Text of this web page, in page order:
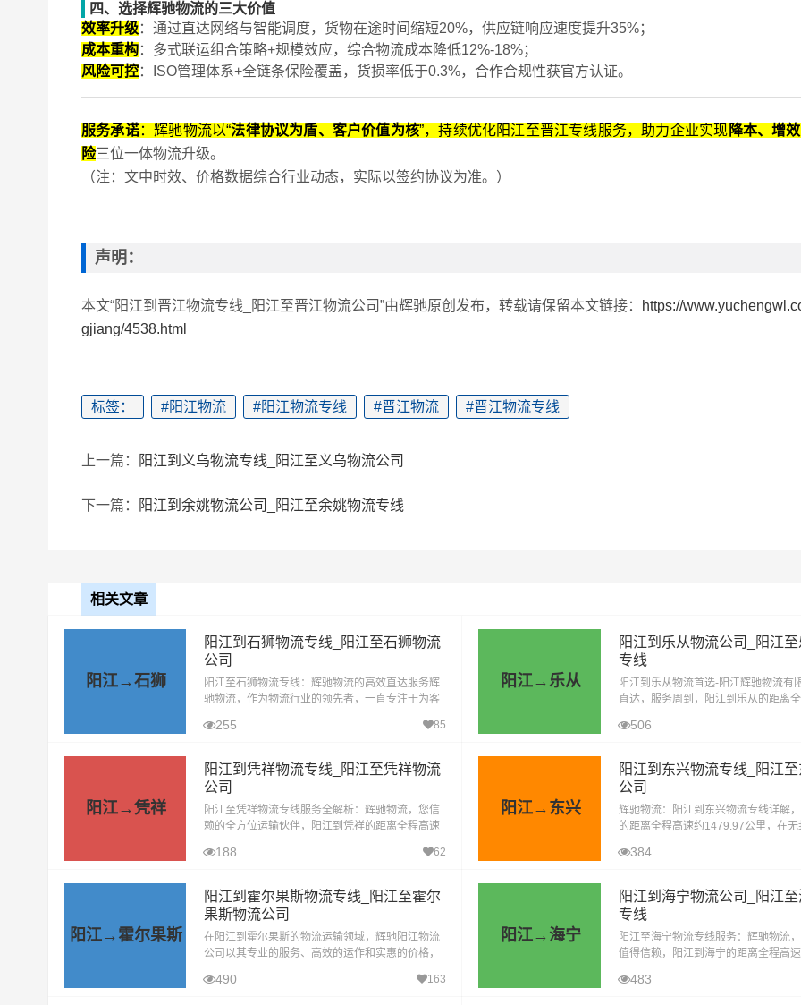
四、选择辉驰物流的三大价值
效率升级：通过直达网络与智能调度，货物在途时间缩短20%，供应链响应速度提升35%‌；
成本重构：多式联运组合策略+规模效应，综合物流成本降低12%-18%‌；
风险可控：ISO管理体系+全链条保险覆盖，货损率低于0.3%，合作合规性获官方认证‌。
服务承诺：辉驰物流以“法律协议为盾、客户价值为核”，持续优化阳江至晋江专线服务，助力企业实现 降本、增
险三位一体物流升级。
（注：文中时效、价格数据综合行业动态，实际以签约协议为准‌。）
声明：
本文“阳江到晋江物流专线_阳江至晋江物流公司”由辉驰原创发布，转载请保留本文链接：
https://
gjiang/4538.html
标签： #阳江物流 #阳江物流专线 #晋江物流 #晋江物流专线
上一篇： 阳江到义乌物流专线_阳江至义乌物流公司
下一篇： 阳江到余姚物流公司_阳江至余姚物流专线
相关文章
阳江→石狮
阳江到石狮物流专线_阳江至石狮物流
公司
阳江至石狮物流专线：辉驰物流的高效直达服务辉
驰物流，作为物流行业的领先者，一直专注于为客
至石狮的物流专线，更是我们精心打造的一
255 85
阳江→乐从
阳江到乐从物流公司_阳江
专线
阳江到乐从物流首选-阳江辉驰物流有
直达，服务周到，阳江到乐从的距离
耗时2.1小时到达目的地。阳江到乐从
506
阳江→凭祥
阳江到凭祥物流专线_阳江至凭祥物流
公司
阳江至凭祥物流专线服务全解析：辉驰物流，您信
赖的全方位运输伙伴，阳江到凭祥的距离全程高速
大约耗时6.5小时到达目的地。阳江到凭
188 62
阳江→东兴
阳江到东兴物流专线_阳江
公司
辉驰物流：阳江到东兴物流专线详解
的距离全程高速约1479.97公里，在
驰物流，作为一家专业的物流服务提
384
阳江→霍尔果斯
阳江到霍尔果斯物流专线_阳江至霍尔
果斯物流公司
在阳江到霍尔果斯的物流运输领域，辉驰阳江物流
公司以其专业的服务、高效的运作和实惠的价格，
斯的货物运输，致力于为客户提供最优
490 163
阳江→海宁
阳江到海宁物流公司_阳江
专线
阳江至海宁物流专线服务：辉驰物流
值得信赖，阳江到海宁的距离全程高
16.9小时到达目的地。阳江辉驰物流
483